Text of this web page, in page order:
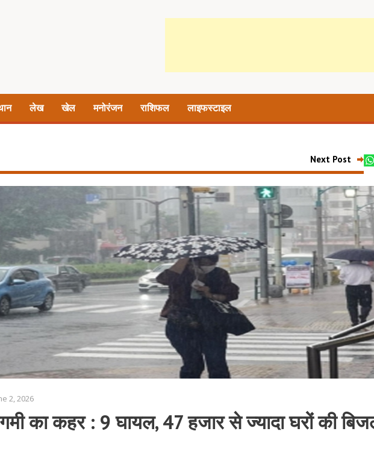
लेख खेल मनोरंजन राशिफल लाइफस्टाइल
Next Post
2, 2026
का कहर : 9 घायल, 47 हजार से ज्यादा घरों की